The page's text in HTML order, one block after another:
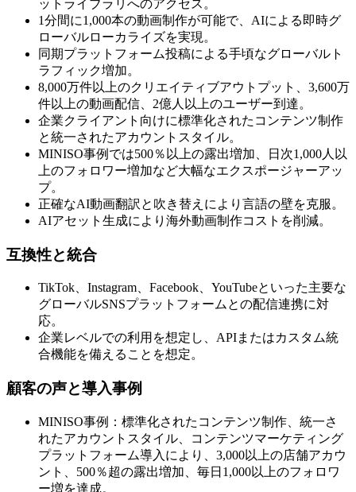
ットライブラリへのアクセス。
1分間に1,000本の動画制作が可能で、AIによる即時グ
ローバルローカライズを実現。
同期プラットフォーム投稿による手頃なグローバルト
ラフィック増加。
8,000万件以上のクリエイティブアウトプット、3,600万
件以上の動画配信、2億人以上のユーザー到達。
企業クライアント向けに標準化されたコンテンツ制作
と統一されたアカウントスタイル。
MINISO事例では500％以上の露出増加、日次1,000人以
上のフォロワー増加など大幅なエクスポージャーアッ
プ。
正確なAI動画翻訳と吹き替えにより言語の壁を克服。
AIアセット生成により海外動画制作コストを削減。
互換性と統合
TikTok、Instagram、Facebook、YouTubeといった主要な
グローバルSNSプラットフォームとの配信連携に対
応。
企業レベルでの利用を想定し、APIまたはカスタム統
合機能を備えることを想定。
顧客の声と導入事例
MINISO事例：標準化されたコンテンツ制作、統一さ
れたアカウントスタイル、コンテンツマーケティング
プラットフォーム導入により、3,000以上の店舗アカウ
ント、500％超の露出増加、毎日1,000以上のフォロワ
ー増を達成。